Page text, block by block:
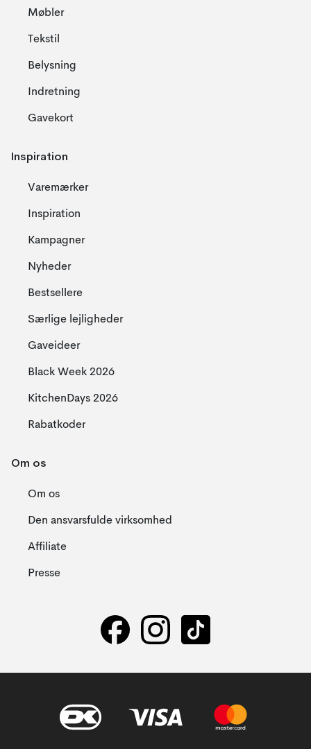
Møbler
Tekstil
Belysning
Indretning
Gavekort
Inspiration
Varemærker
Inspiration
Kampagner
Nyheder
Bestsellere
Særlige lejligheder
Gaveideer
Black Week 2026
KitchenDays 2026
Rabatkoder
Om os
Om os
Den ansvarsfulde virksomhed
Affiliate
Presse